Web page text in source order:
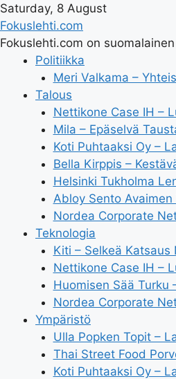
Saturday, 8 August
Fokuslehti.com
Fokuslehti.com on
Politiikka
Meri Valkama –
Talous
Nettikone Case IH –
Mila – Epäselvä
Koti Puhtaaksi Oy –
Bella Kirppis –
Helsinki Tukholma
Abloy Sento
Nordea Corporate
Teknologia
Kiti – Selkeä
Nettikone Case IH –
Huomisen Sää Turku
Nordea Corporate
Ympäristö
Ulla Popken Topit –
Thai Street Food
Koti Puhtaaksi Oy –